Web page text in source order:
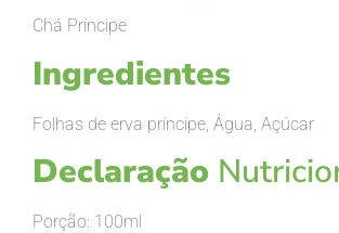
Chá Príncipe
Ingredientes
Folhas de erva príncipe, Água, Açúcar
Declaração
Porção: 100ml